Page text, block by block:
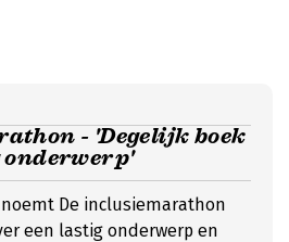
- 'Degelijk boek
onderwerp'
noemt De inclusiemarathon
een lastig onderwerp en